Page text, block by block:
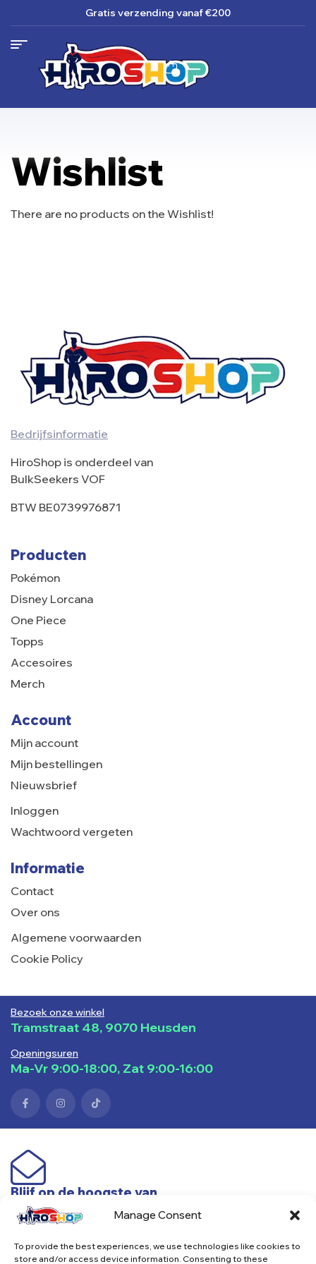
Manage Consent
To provide the best experiences, we use technologies like cookies to
store and/or access device information. Consenting to these
Gratis verzending vanaf €200
Wishlist
There are no products on the Wishlist!
Bezoek onze winkel
Tramstraat 48, 9070 Heusden
Openingsuren
Ma-Vr 9:00-18:00, Zat 9:00-16:00
Blijf op de hoogste van
nieuwe producten & acties
Subscribe
Producten
Pokémon
Disney Lorcana
One Piece
Topps
Accesoires
Merch
Account
Mijn account
Mijn bestellingen
Nieuwsbrief
Inloggen
Wachtwoord vergeten
Informatie
Contact
Over ons
Algemene voorwaarden
Cookie Policy
Bedrijfsinformatie
HiroShop is onderdeel van
BulkSeekers VOF
BTW BE0739976871